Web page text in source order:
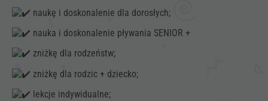
naukę i doskonalenie dla dorosłych;
nauka i doskonalenie pływania SENIOR +
zniżkę dla rodzeństw;
zniżkę dla rodzic + dziecko;
lekcje indywidualne;